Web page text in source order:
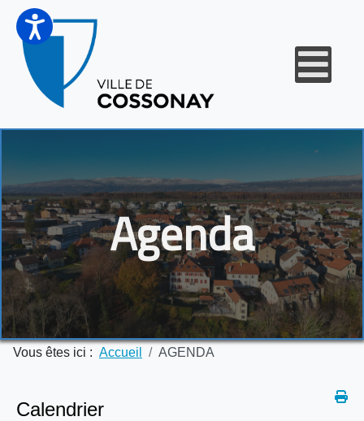
Agenda
Vous êtes ici : Accueil AGENDA
Calendrier